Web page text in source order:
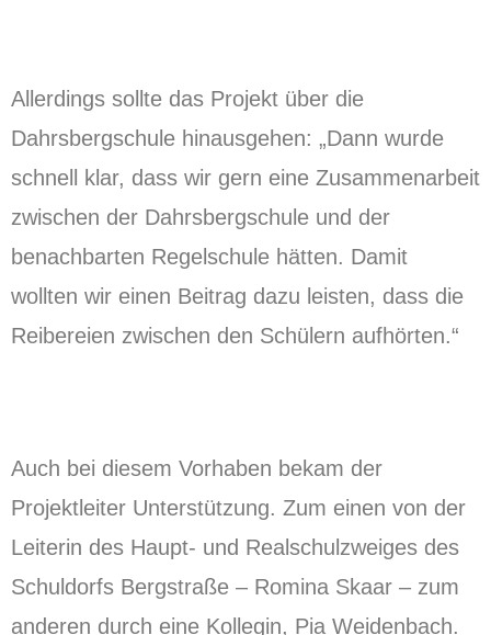
Allerdings sollte das Projekt über die
Dahrsbergschule hinausgehen: „Dann wurde
schnell klar, dass wir gern eine Zusammenarbeit
zwischen der Dahrsbergschule und der
benachbarten Regelschule hätten. Damit
wollten wir einen Beitrag dazu leisten, dass die
Reibereien zwischen den Schülern aufhörten.“
Auch bei diesem Vorhaben bekam der
Projektleiter Unterstützung. Zum einen von der
Leiterin des Haupt- und Realschulzweiges des
Schuldorfs Bergstraße – Romina Skaar – zum
anderen durch eine Kollegin, Pia Weidenbach.